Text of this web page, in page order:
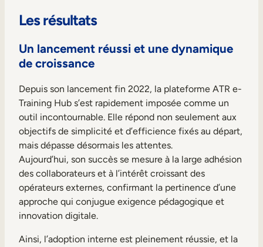
Les résultats
Un lancement réussi et une dynamique
de croissance
Depuis son lancement fin 2022, la plateforme ATR e-
Training Hub s’est rapidement imposée comme un
outil incontournable. Elle répond non seulement aux
objectifs de simplicité et d’efficience fixés au départ,
mais dépasse désormais les attentes.
Aujourd’hui, son succès se mesure à la large adhésion
des collaborateurs et à l’intérêt croissant des
opérateurs externes, confirmant la pertinence d’une
approche qui conjugue exigence pédagogique et
innovation digitale.
Ainsi, l’adoption interne est pleinement réussie, et la